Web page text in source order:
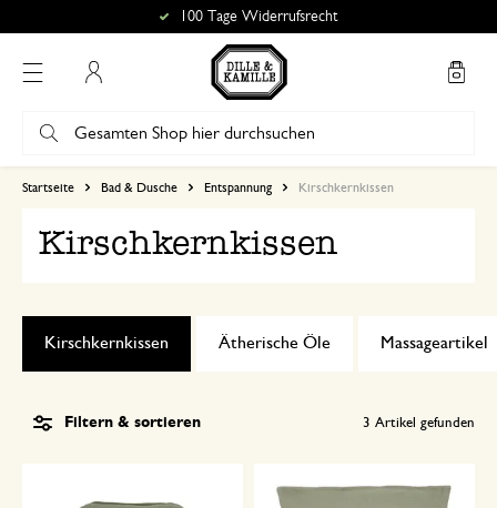
100 Tage Widerrufsrecht
Startseite Bad & Dusche Entspannung Kirschkernkissen
Kirschkernkissen
Ätherische Öle Massageartikel
Kirschkernkissen
Filtern & sortieren 3 Artikel gefunden